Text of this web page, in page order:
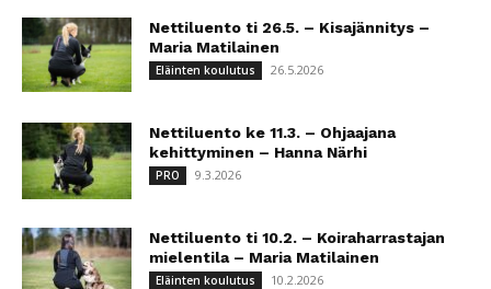
Nettiluento ti 26.5. – Kisajännitys –
Maria Matilainen
Eläinten koulutus 26.5.2026
Nettiluento ke 11.3. – Ohjaajana
kehittyminen – Hanna Närhi
PRO 9.3.2026
Nettiluento ti 10.2. – Koiraharrastajan
mielentila – Maria Matilainen
Eläinten koulutus 10.2.2026